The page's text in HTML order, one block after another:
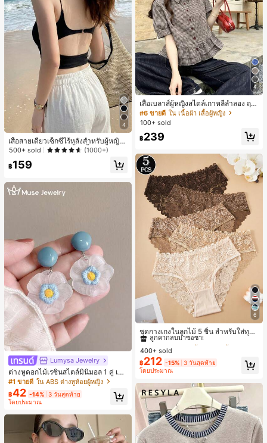
4
เสื้อสายเดี่ยวเซ็กซี่ไร้หลังสำหรับผู้หญิง
พร้อมบราแบบมีฟองน้ำ, เสื้อกล้ามแขน
500+ sold (1000+)
฿159
Lumysa Jewelry
ต่างหูดอกไม้เรซินสไตล์มินิมอล 1 คู่ เห
มาะสำหรับสวมใส่ประจำวันและวันพักผ่
อนของผู้หญิง
#1 ขายดี ใน ABS ต่างหูห้อยผู้หญิง
฿42 -14% 3 วันสุดท้าย
โดยประมาณ
4
เสื้อเบลาส์ผู้หญิงสไตล์เกาหลีลำลอง ฤดู
ใบไม้ผลิ/ฤดูร้อนใหม่ ชายระบาย ชิคแล
ะหรูหรา
#6 ขายดี ใน เนื้อผ้า เสื้อผู้หญิง
100+ sold
฿239
6
ชุดกางเกงในลูกไม้ 5 ชิ้น สำหรับใส่ทุกวั
น
#1 ขายดี
ลูกค้ากลับมาซื้อซ้ำ!
#1 ขายดี
ลูกค้ากลับมาซื้อซ้ำ!
#1 ขายดี
ลูกค้ากลับมาซื้อซ้ำ!
#1 ขายดี
ลูกค้ากลับมาซื้อซ้ำ!
400+ sold
฿212 -15% 3 วันสุดท้าย
โดยประมาณ